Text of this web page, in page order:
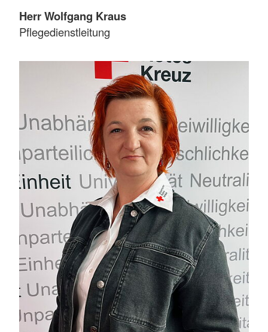
Herr Wolfgang Kraus
Pflegedienstleitung